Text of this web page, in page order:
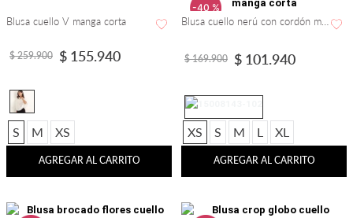
Blusa cuello V manga corta
$ 259.900 $ 155.940
S M XS
AGREGAR AL CARRITO
-40 %
$ 169.900 $ 101.940
XS S M L XL
AGREGAR AL CARRITO